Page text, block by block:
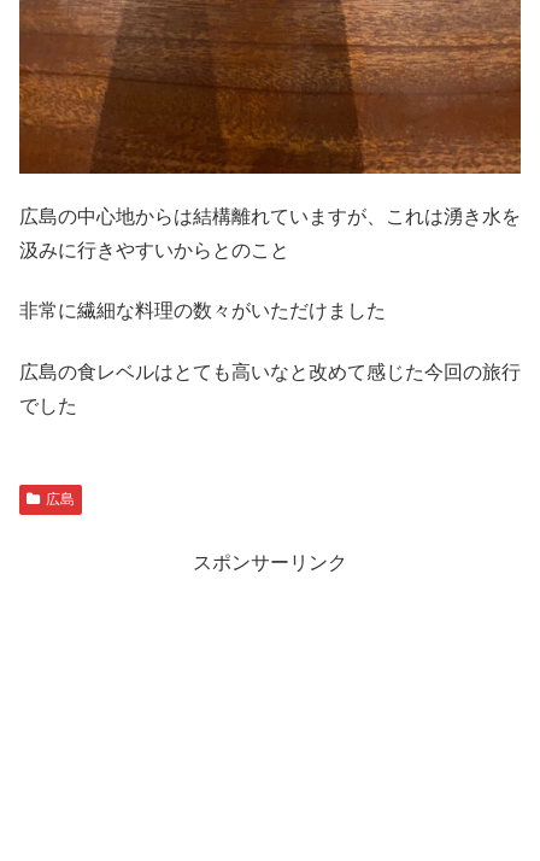
広島の中心地からは結構離れていますが、これは湧き水を
汲みに行きやすいからとのこと
非常に繊細な料理の数々がいただけました
広島の食レベルはとても高いなと改めて感じた今回の旅行
でした
広島
スポンサーリンク